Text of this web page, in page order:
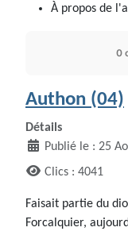
À propos de
0
Authon (04)
Détails
Publié le : 25
Clics : 4041
Faisait partie du
Forcalquier,